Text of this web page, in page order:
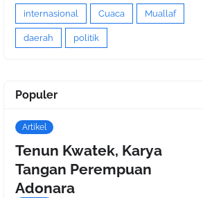
internasional Cuaca Muallaf
daerah politik
Populer
Artikel
Tenun Kwatek, Karya
Tangan Perempuan
Adonara